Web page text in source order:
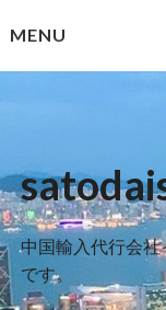
toMENU
中国輸入代行会
です。